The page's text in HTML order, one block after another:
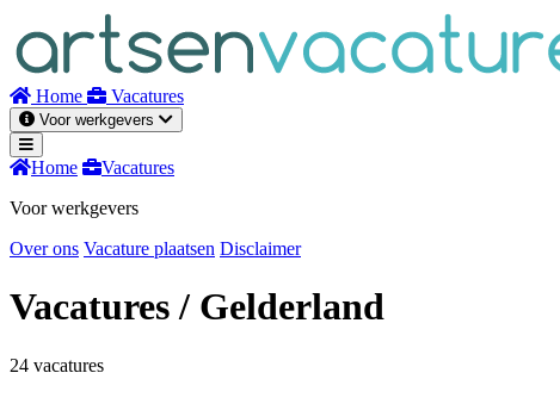
inhoud
Home Vacatures
Voor werkgevers
Home
Vacatures
Voor werkgevers
Over ons Vacature plaatsen Disclaimer
Vacatures/ Gelderland
24 vacatures